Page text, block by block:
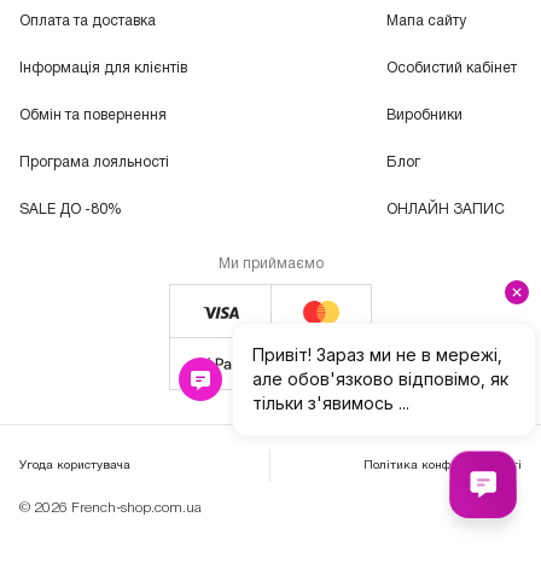
Оплата та доставка
Інформація для клієнтів
Обмін та повернення
Програма лояльності
SALE ДО -80%
Мапа сайту
Особистий кабінет
Виробники
Блог
ОНЛАЙН ЗАПИС
Ми приймаємо
© 2026 French-shop.com.ua
Угода користувача Політика конфіденційності